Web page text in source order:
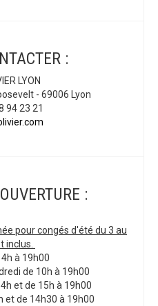
:
LYON
- 69006 Lyon
94 23 21
:
pour congés d'été du 3 au
inclus.
à 19h00
de 10h à 19h00
et de 15h à 19h00
et de 14h30 à 19h00